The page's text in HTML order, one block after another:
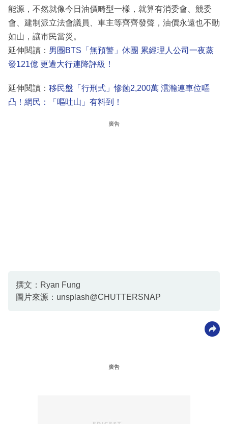
能源，不然就像今日油價畸型一樣，就算有消委會、競委
會、建制派立法會議員、車主等齊齊發聲，油價永遠也不動
如山，讓市民當災。
延伸閱讀： 男團BTS「無預警」休團 累經理人公司一夜蒸
發121億 更遭大行連降評級！
延伸閱讀： 移民盤「行刑式」慘蝕2,200萬 澐瀚連車位嘔
凸！網民：「嘔吐山」有料到！
廣告
撰文：Ryan Fung
圖片來源：unsplash@CHUTTERSNAP
廣告